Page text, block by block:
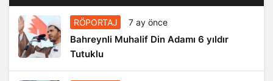
RÖPORTAJ 7 ay önce
Bahreynli Muhalif Din Adamı 6 yıldır
Tutuklu